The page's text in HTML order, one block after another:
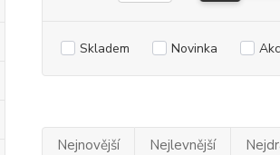
Skladem Novinka
Nejnovější Nejlevnější